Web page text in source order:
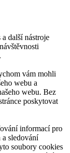
další nástroje
vám mohli
webu a
webu. Bez
poskytovat
informací pro
sledování
soubory cookies